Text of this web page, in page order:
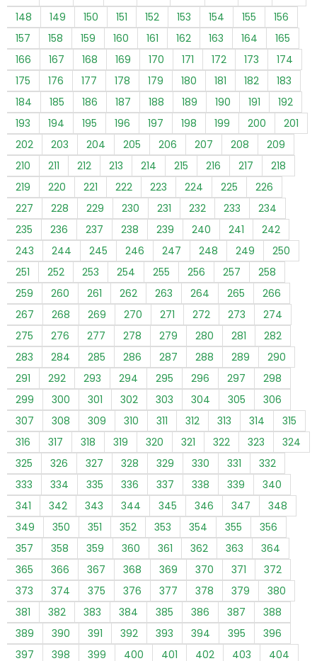
148
149 150 151 152 153 154 155
156
157
158 159 160 161 162 163 164
165
166
167 168 169 170 171 172 173
174
175
176 177 178 179 180 181 182
183
184
185 186 187 188 189 190 191
192
193
194 195 196 197 198 199 200
201
202
203 204 205 206 207 208
209
210
211 212 213 214 215 216 217
218
219
220 221 222 223 224 225
226
227
228 229 230 231 232 233
234
235
236 237 238 239 240 241
242
243
244 245 246 247 248 249
250
251
252 253 254 255 256 257
258
259
260 261 262 263 264 265
266
267
268 269 270 271 272 273
274
275
276 277 278 279 280 281
282
283
284 285 286 287 288 289
290
291
292 293 294 295 296 297
298
299
300 301 302 303 304 305
306
307
308 309 310 311 312 313 314
315
316
317 318 319 320 321 322 323
324
325
326 327 328 329 330 331
332
333
334 335 336 337 338 339
340
341
342 343 344 345 346 347
348
349
350 351 352 353 354 355
356
357
358 359 360 361 362 363
364
365
366 367 368 369 370 371
372
373
374 375 376 377 378 379
380
381
382 383 384 385 386 387
388
389
390 391 392 393 394 395
396
397
398 399 400 401 402 403
404